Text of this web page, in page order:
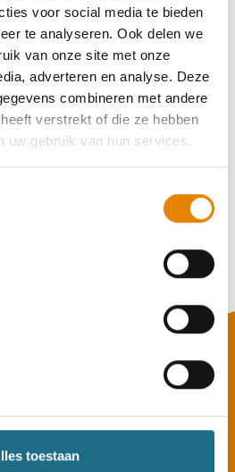
voor social media te bieden
te analyseren. Ook delen we
van onze site met onze
adverteren en analyse. Deze
combineren met andere
verstrekt of die ze hebben
uw gebruik van hun services.
toestaan
van deze
2026